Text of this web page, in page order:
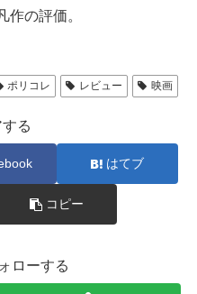
作の評価。
ポリコレ レビュー 映画
る
はてブ
コピー
ローする